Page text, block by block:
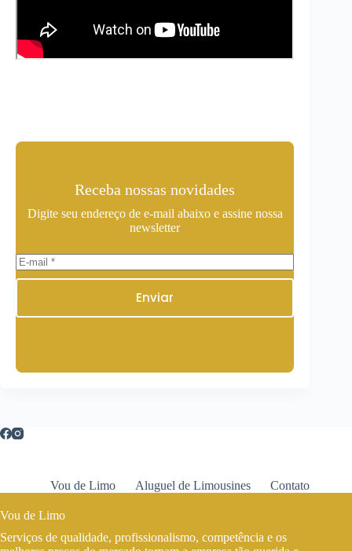
Receba nossas novidades
Digite seu endereço de e-mail abaixo e assine nossa
newsletter
Enviar
Vou de Limo Aluguel de Limousines Contato
Vou de Limo
Serviços de qualidade, profissionalismo, competência e os